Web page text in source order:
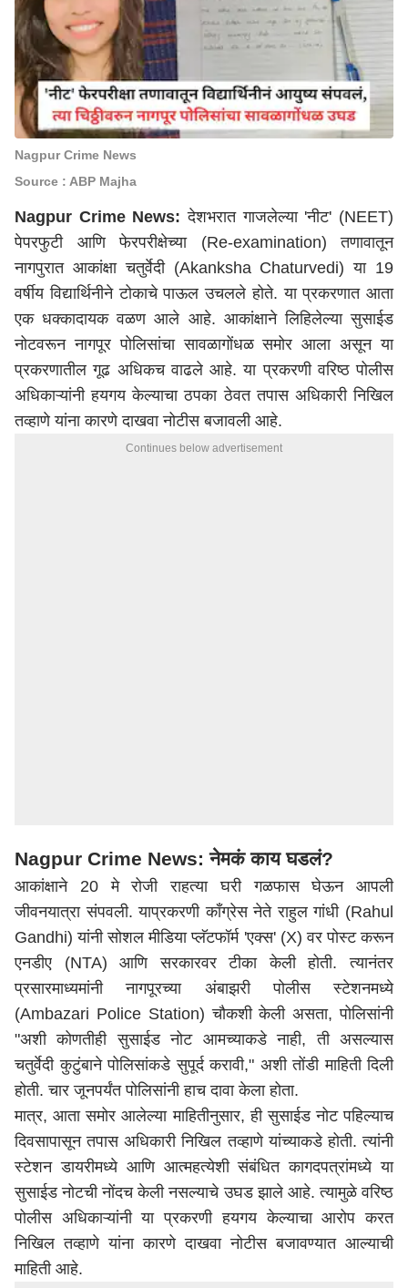
Nagpur Crime News
Source : ABP Majha
Nagpur Crime News: देशभरात गाजलेल्या 'नीट' (NEET)
पेपरफुटी आणि फेरपरीक्षेच्या (Re-examination) तणावातून
नागपुरात आकांक्षा चतुर्वेदी (Akanksha Chaturvedi) या 19
वर्षीय विद्यार्थिनीने टोकाचे पाऊल उचलले होते. या प्रकरणात आता
एक धक्कादायक वळण आले आहे. आकांक्षाने लिहिलेल्या सुसाईड
नोटवरून नागपूर पोलिसांचा सावळागोंधळ समोर आला असून या
प्रकरणातील गूढ अधिकच वाढले आहे. या प्रकरणी वरिष्ठ पोलीस
अधिकाऱ्यांनी हयगय केल्याचा ठपका ठेवत तपास अधिकारी निखिल
तव्हाणे यांना कारणे दाखवा नोटीस बजावली आहे.
Continues below advertisement
Nagpur Crime News: नेमकं काय घडलं?
आकांक्षाने 20 मे रोजी राहत्या घरी गळफास घेऊन आपली
जीवनयात्रा संपवली. याप्रकरणी काँग्रेस नेते राहुल गांधी (Rahul
Gandhi) यांनी सोशल मीडिया प्लॅटफॉर्म 'एक्स' (X) वर पोस्ट करून
एनडीए (NTA) आणि सरकारवर टीका केली होती. त्यानंतर
प्रसारमाध्यमांनी नागपूरच्या अंबाझरी पोलीस स्टेशनमध्ये
(Ambazari Police Station) चौकशी केली असता, पोलिसांनी
"अशी कोणतीही सुसाईड नोट आमच्याकडे नाही, ती असल्यास
चतुर्वेदी कुटुंबाने पोलिसांकडे सुपूर्द करावी," अशी तोंडी माहिती दिली
होती. चार जूनपर्यंत पोलिसांनी हाच दावा केला होता.
मात्र, आता समोर आलेल्या माहितीनुसार, ही सुसाईड नोट पहिल्याच
दिवसापासून तपास अधिकारी निखिल तव्हाणे यांच्याकडे होती. त्यांनी
स्टेशन डायरीमध्ये आणि आत्महत्येशी संबंधित कागदपत्रांमध्ये या
सुसाईड नोटची नोंदच केली नसल्याचे उघड झाले आहे. त्यामुळे वरिष्ठ
पोलीस अधिकाऱ्यांनी या प्रकरणी हयगय केल्याचा आरोप करत
निखिल तव्हाणे यांना कारणे दाखवा नोटीस बजावण्यात आल्याची
माहिती आहे.